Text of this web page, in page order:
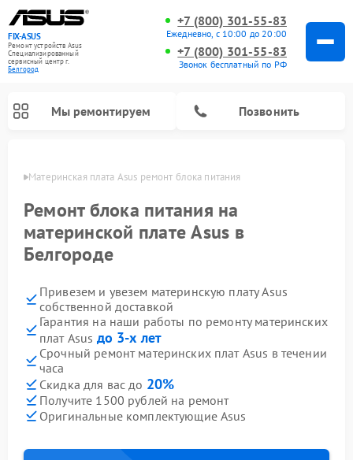
FIX-ASUS
Ремонт устройств Asus
Специализированный
cервисный центр г.
Белгород
+7 (800) 301-55-83
Ежедневно, с 10:00 до 20:00
+7 (800) 301-55-83
Звонок бесплатный по РФ
Мы ремонтируем Позвонить
Материнская плата Asus ремонт блока питания
Ремонт блока питания на
материнской плате Asus в
Белгороде
Привезем и увезем материнскую плату Asus
собственной доставкой
Гарантия на наши работы по ремонту материнских
плат Asus до 3-х лет
Срочный ремонт материнских плат Asus в течении
часа
Скидка для вас до 20%
Получите 1500 рублей на ремонт
Оригинальные комплектующие Asus